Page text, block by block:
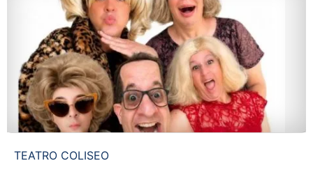
TEATRO COLISEO